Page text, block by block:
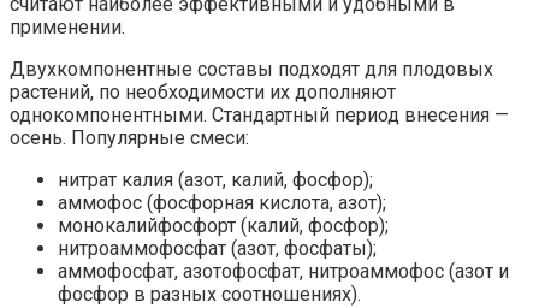
считают наиболее эффективными и удобными в
применении.
Двухкомпонентные составы подходят для плодовых
растений, по необходимости их дополняют
однокомпонентными. Стандартный период внесения —
осень. Популярные смеси:
нитрат калия (азот, калий, фосфор);
аммофос (фосфорная кислота, азот);
монокалийфосфорт (калий, фосфор);
нитроаммофосфат (азот, фосфаты);
аммофосфат, азотофосфат, нитроаммофос (азот и
фосфор в разных соотношениях).